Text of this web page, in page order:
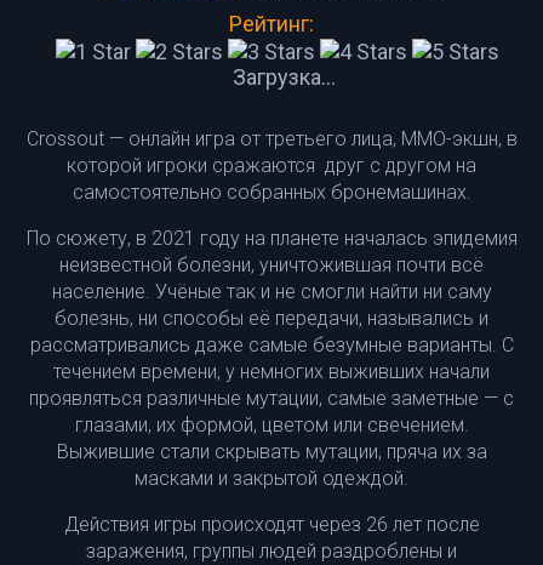
Рейтинг:
Загрузка...
Crossout — онлайн игра от третьего лица, MMO-экшн, в
которой игроки сражаются друг с другом на
самостоятельно собранных бронемашинах.
По сюжету, в 2021 году на планете началась эпидемия
неизвестной болезни, уничтожившая почти всё
население. Учёные так и не смогли найти ни саму
болезнь, ни способы её передачи, назывались и
рассматривались даже самые безумные варианты. С
течением времени, у немногих выживших начали
проявляться различные мутации, самые заметные — с
глазами, их формой, цветом или свечением.
Выжившие стали скрывать мутации, пряча их за
масками и закрытой одеждой.
Действия игры происходят через 26 лет после
заражения, группы людей раздроблены и